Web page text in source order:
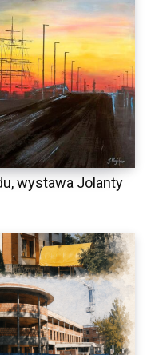
wystawa Jolanty